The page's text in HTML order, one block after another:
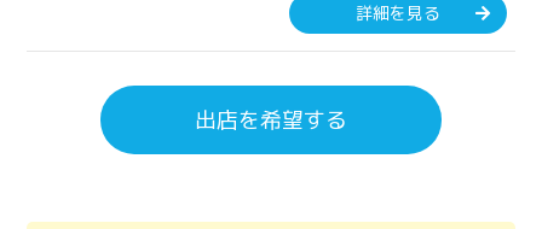
詳細を見る
出店を希望する